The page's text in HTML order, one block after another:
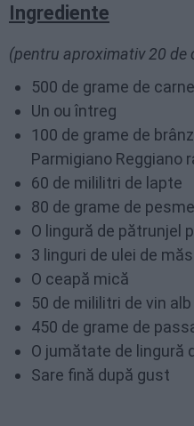
Ingrediente
(pentru aproximativ 20 de
500 de grame de
Un ou întreg
100 de grame de
Parmigiano Reggiano
60 de mililitri de lapte
80 de grame de
O lingură de pătrunjel
3 linguri de ulei de
O ceapă mică
50 de mililitri de vin
450 de grame de
O jumătate de lingură
Sare fină după gust